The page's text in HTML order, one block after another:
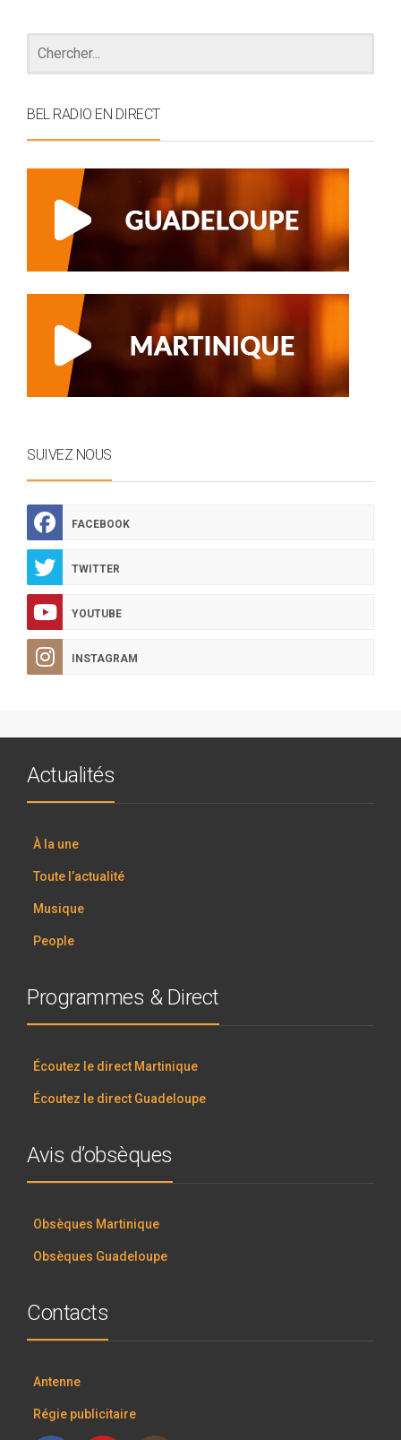
BEL RADIO EN DIRECT
SUIVEZ NOUS
FACEBOOK
TWITTER
YOUTUBE
INSTAGRAM
Actualités
À la une
Toute l’actualité
Musique
People
Programmes & Direct
Écoutez le direct Martinique
Écoutez le direct Guadeloupe
Avis d’obsèques
Obsèques Martinique
Obsèques Guadeloupe
Contacts
Antenne
Régie publicitaire